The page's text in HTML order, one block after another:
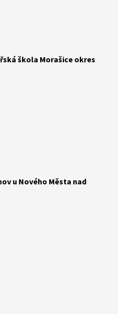
škola Morašice okres
u Nového Města nad